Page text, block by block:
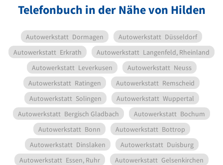
Telefonbuch in der Nähe von Hilden
Autowerkstatt Dormagen Autowerkstatt Düsseldorf
Autowerkstatt Erkrath Autowerkstatt Langenfeld, Rheinland
Autowerkstatt Leverkusen Autowerkstatt Neuss
Autowerkstatt Ratingen Autowerkstatt Remscheid
Autowerkstatt Solingen Autowerkstatt Wuppertal
Autowerkstatt Bergisch Gladbach Autowerkstatt Bochum
Autowerkstatt Bonn Autowerkstatt Bottrop
Autowerkstatt Dinslaken Autowerkstatt Duisburg
Autowerkstatt Essen, Ruhr Autowerkstatt Gelsenkirchen